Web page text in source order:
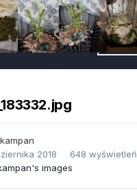
kampan
2018
648 wyświetleń
images